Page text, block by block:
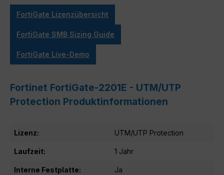
FortiGate Lizenzübersicht
FortiGate SMB Sizing Guide
FortiGate Live-Demo
Fortinet FortiGate-2201E - UTM/UTP
Protection Produktinformationen
Lizenz: UTM/UTP Protection
Laufzeit: 1 Jahr
Interne Festplatte: Ja